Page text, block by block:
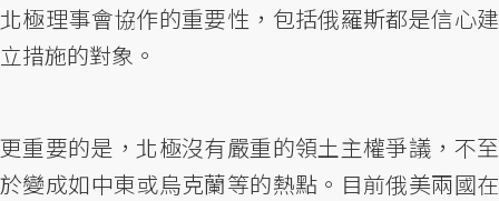
北極理事會協作的重要性，包括俄羅斯都是信心建
立措施的對象。
更重要的是，北極沒有嚴重的領土主權爭議，不至
於變成如中東或烏克蘭等的熱點。目前俄美兩國在